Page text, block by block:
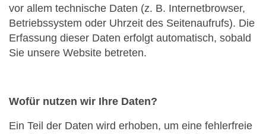
vor allem technische Daten (z. B. Internetbrowser,
Betriebssystem oder Uhrzeit des Seitenaufrufs). Die
Erfassung dieser Daten erfolgt automatisch, sobald
Sie unsere Website betreten.
Wofür nutzen wir Ihre Daten?
Ein Teil der Daten wird erhoben, um eine fehlerfreie